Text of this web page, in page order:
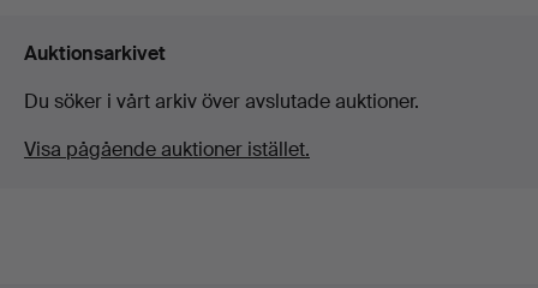
Auktionsarkivet
Du söker i vårt arkiv över avslutade auktioner.
Visa pågående auktioner istället.